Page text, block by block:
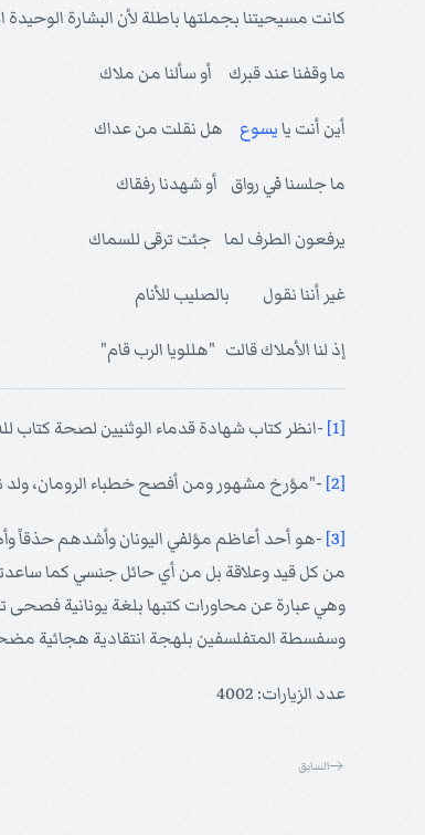
كانت مسيحيتنا بجملتها باطلة لأن البشارة الوحيدة
ما وقفنا عند قبرك أو سألنا من ملاك
أين أنت يايسوع هل نقلت من عداك
ما جلسنا في رواق أو شهدنا رفقاك
يرفعون الطرف لما جئت ترقى للسماك
غير أننا نقول بالصليب للأنام
إذ لنا الأملاك قالت "هللويا الرب قام"
[1] -انظر كتاب شهادة قدماء الوثنيين لصحة كتاب
[2] -"مؤرخ مشهور ومن أفصح خطباء الرومان، ولد
[3]
-هو أحد أعاظم مؤلفي اليونان وأشدهم حذقاً
من كل قيد وعلاقة بل من أي حائل جنسي كما ساعدته
وهي عبارة عن محاورات كتبها بلغة يونانية فصحى
وسفسطة المتفلسفين بلهجة انتقادية هجائية
عدد الزيارات: 4002
السابق